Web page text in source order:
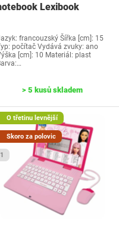
Lexibook
francouzský Šířka [cm]: 15
počítač Vydává zvuky: ano
[cm]: 10 Materiál: plast
> 5 kusů skladem
O třetinu levnější
Skoro za polovic